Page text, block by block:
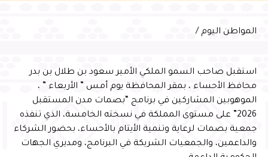
التشغيل، بما يسهم في الارتقاء بتجربة المسافرين، وتقديم
المواطن اليوم /
استقبل صاحب السمو الملكي الأمير سعود بن طلال بن بدر
محافظ الأحساء ، بمقر المحافظة يوم أمس ” الأربعاء ” ،
الموهوبين المشاركين في برنامج “بصمات مدن المستقبل
2026” على مستوى المملكة في نسخته الخامسة، الذي تنفذه
جمعية بصمات لرعاية وتنمية الأيتام بالأحساء، بحضور الشركاء
والداعمين، والجمعيات الشريكة في البرنامج، ومديري الجهات